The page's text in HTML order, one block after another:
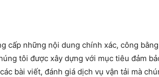
cấp những nội dung chính xác, công
tôi được xây dựng với mục tiêu đảm
bài viết, đánh giá dịch vụ vận tải mà